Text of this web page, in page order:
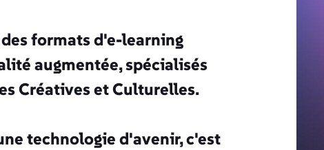
formats d'e-learning
augmentée, spécialisés
Créatives et Culturelles.
technologie d'avenir, c'est